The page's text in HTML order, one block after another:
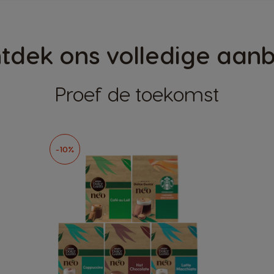
ons volledige
Proef de toekomst
-10%